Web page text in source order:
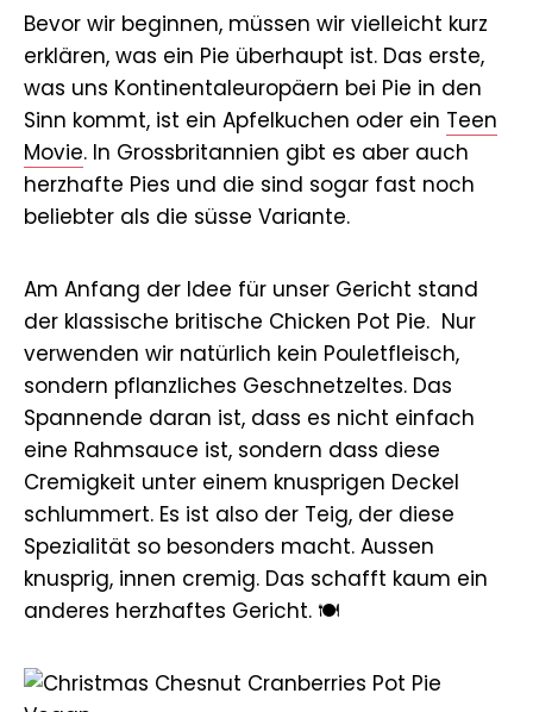
Bevor wir beginnen, müssen wir vielleicht kurz
erklären, was ein Pie überhaupt ist. Das erste,
was uns Kontinentaleuropäern bei Pie in den
Sinn kommt, ist ein Apfelkuchen oder ein Teen
Movie. In Grossbritannien gibt es aber auch
herzhafte Pies und die sind sogar fast noch
beliebter als die süsse Variante.
Am Anfang der Idee für unser Gericht stand
der klassische britische Chicken Pot Pie. Nur
verwenden wir natürlich kein Pouletfleisch,
sondern pflanzliches Geschnetzeltes. Das
Spannende daran ist, dass es nicht einfach
eine Rahmsauce ist, sondern dass diese
Cremigkeit unter einem knusprigen Deckel
schlummert. Es ist also der Teig, der diese
Spezialität so besonders macht. Aussen
knusprig, innen cremig. Das schafft kaum ein
anderes herzhaftes Gericht. 🍽️